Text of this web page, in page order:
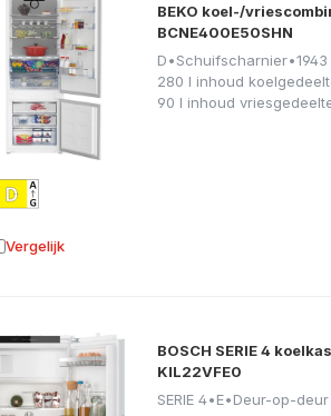
BEKO koel-/
BCNE400E50SHN
D•Schuifscharnier•
280 l inhoud
90 l inhoud
Vergelijk aan vergelijking
BOSCH SERIE 4
KIL22VFE0
SERIE 4•E•Deur-op-deur